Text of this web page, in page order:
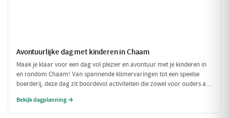
Avontuurlijke dag met kinderen in Chaam
Maak je klaar voor een dag vol plezier en avontuur met je kinderen in
en rondom Chaam! Van spannende klimervaringen tot een speelse
boerderij, deze dag zit boordevol activiteiten die zowel voor ouders als
gezellige eetgelegenheden!
Bekijk dagplanning →